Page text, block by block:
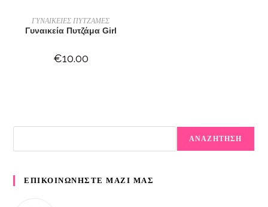
ΕΠΙΛΟΓΉ
ΓΥΝΑΙΚΕΙΕΣ ΠΥΤΖΑΜΕΣ
Γυναικεία Πυτζάμα Girl
€10.00
ΑΝΑΖΗΤΗΣΗ
ΕΠΙΚΟΙΝΩΝΗΣΤΕ ΜΑΖΙ ΜΑΣ